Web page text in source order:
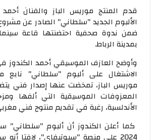
قدم المنتج موريس الباز والفنان
الألبوم الجديد "سلطاني" الصادر عن
ضمن ندوة صحفية احتضنتها قاعة
بمدينة الرباط.
وأوضح العازف الموسيقي أحمد الكندوز
الاشتغال على ألبوم "سلطاني" نابع
موريس الباز، تمخضت عنها إصدار فني
المعزوفات الموسيقية التي ألفها
الأندلسية، رغبة في تقديم منتوج فني
كما أعلن الكندوز أن ألبوم "سلطاني"